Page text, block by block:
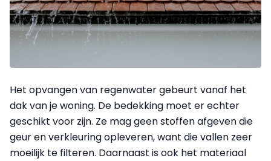
Het opvangen van regenwater gebeurt vanaf het
dak van je woning. De bedekking moet er echter
geschikt voor zijn. Ze mag geen stoffen afgeven die
geur en verkleuring opleveren, want die vallen zeer
moeilijk te filteren. Daarnaast is ook het materiaal